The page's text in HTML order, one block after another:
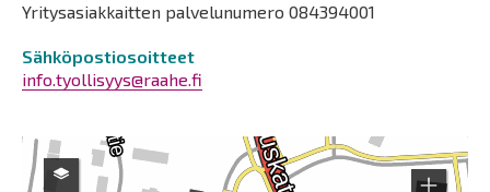
Yritysasiakkaitten palvelunumero 084394001
Sähköpostiosoitteet
info.tyollisyys@raahe.fi